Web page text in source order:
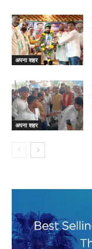
अपना शहर
अपना शहर